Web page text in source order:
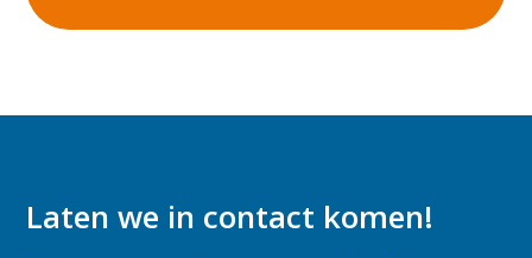
Laten we in contact komen!